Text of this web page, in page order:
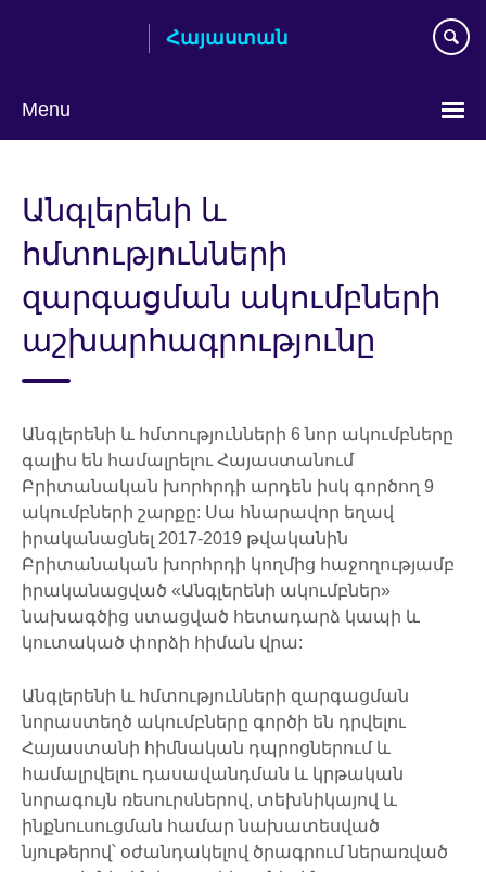
Հայաստան
Menu
language
Անգլերենի և
հմտությունների
զարգացման ակումբների
աշխարհագրությունը
Անգլերենի և հմտությունների 6 նոր ակումբները
գալիս են համալրելու Հայաստանում
Բրիտանական խորհրդի արդեն իսկ գործող 9
ակումբների շարքը: Սա հնարավոր եղավ
իրականացնել 2017-2019 թվականին
Բրիտանական խորհրդի կողմից հաջողությամբ
իրականացված «Անգլերենի ակումբներ»
նախագծից ստացված հետադարձ կապի և
կուտակած փորձի հիման վրա:
Անգլերենի և հմտությունների զարգացման
նորաստեղծ ակումբները գործի են դրվելու
Հայաստանի հիմնական դպրոցներում և
համալրվելու դասավանդման և կրթական
նորագույն ռեսուրսներով, տեխնիկայով և
ինքնուսուցման համար նախատեսված
նյութերով՝ օժանդակելով ծրագրում ներառված